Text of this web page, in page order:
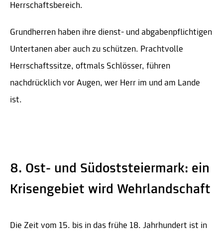
Herrschaftsbereich.
Grundherren haben ihre dienst- und abgabenpflichtigen
Untertanen aber auch zu schützen. Prachtvolle
Herrschaftssitze, oftmals Schlösser, führen
nachdrücklich vor Augen, wer Herr im und am Lande
ist.
8. Ost- und Südoststeiermark: ein
Krisengebiet wird Wehrlandschaft
Die Zeit vom 15. bis in das frühe 18. Jahrhundert ist in